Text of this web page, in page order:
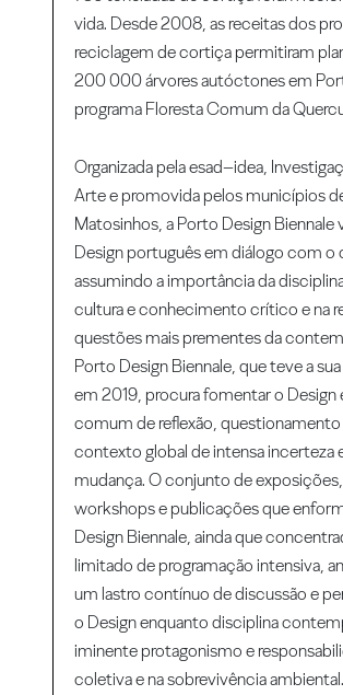
vida. Desde 2008, as receitas dos
reciclagem de cortiça permitiram
200 000 árvores autóctones em
programa Floresta Comum da
Organizada pela esad–idea,
Arte e promovida pelos municípios
Matosinhos, a Porto Design Biennale
Design português em diálogo com o
assumindo a importância da
cultura e conhecimento crítico e na
questões mais prementes da
Porto Design Biennale, que teve a
em 2019, procura fomentar o
comum de reflexão, questionamento
contexto global de intensa incerteza
mudança. O conjunto de
workshops e publicações que
Design Biennale, ainda que
limitado de programação intensiva,
um lastro contínuo de discussão e
o Design enquanto disciplina
iminente protagonismo e
coletiva e na sobrevivência